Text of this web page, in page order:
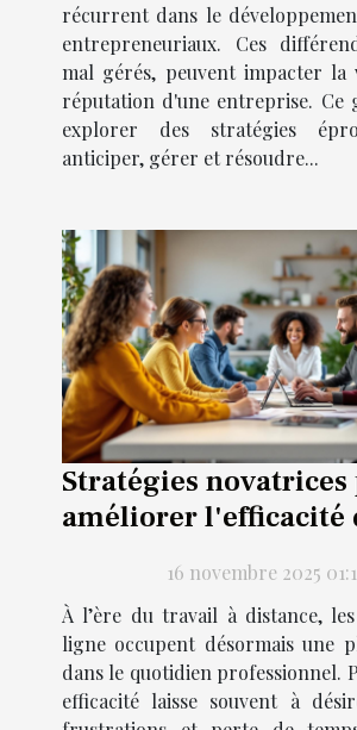
récurrent dans le
entrepreneuriaux. Ces
mal gérés, peuvent impacter la
réputation d'une entreprise. Ce
explorer des stratégies
anticiper, gérer et résoudre...
Stratégies
améliorer l'efficacité
16 novembre 2025
À l’ère du travail à distance,
ligne occupent désormais une
dans le quotidien professionnel.
efficacité laisse souvent à